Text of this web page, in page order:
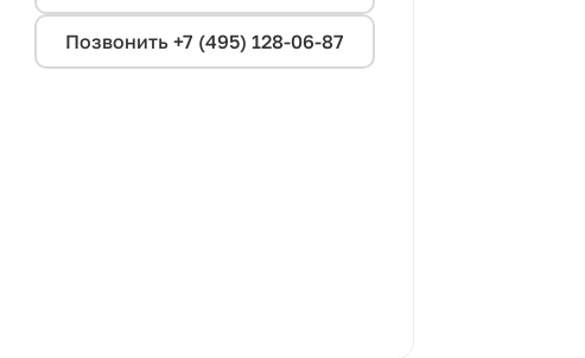
Позвонить +7 (495) 128-06-87